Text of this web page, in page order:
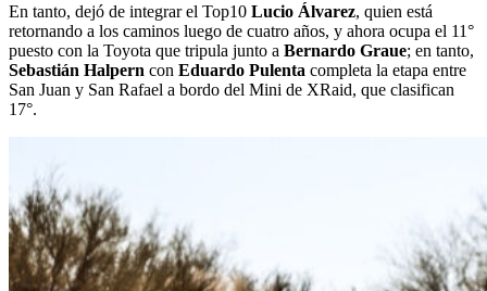
En tanto, dejó de integrar el Top10 Lucio Álvarez, quien está
retornando a los caminos luego de cuatro años, y ahora ocupa el 11°
puesto con la Toyota que tripula junto a Bernardo Graue; en tanto,
Sebastián Halpern con Eduardo Pulenta completa la etapa entre
San Juan y San Rafael a bordo del Mini de XRaid, que clasifican
17°.